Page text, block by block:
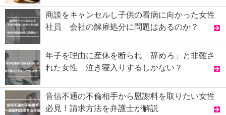
商談をキャンセルし子供の看病に向かった女性
社員 会社の解雇処分に問題はあるのか？
年子を理由に産休を断られ「辞めろ」と非難さ
れた女性 泣き寝入りするしかない？
音信不通の不倫相手から慰謝料を取りたい女性
必見！請求方法を弁護士が解説